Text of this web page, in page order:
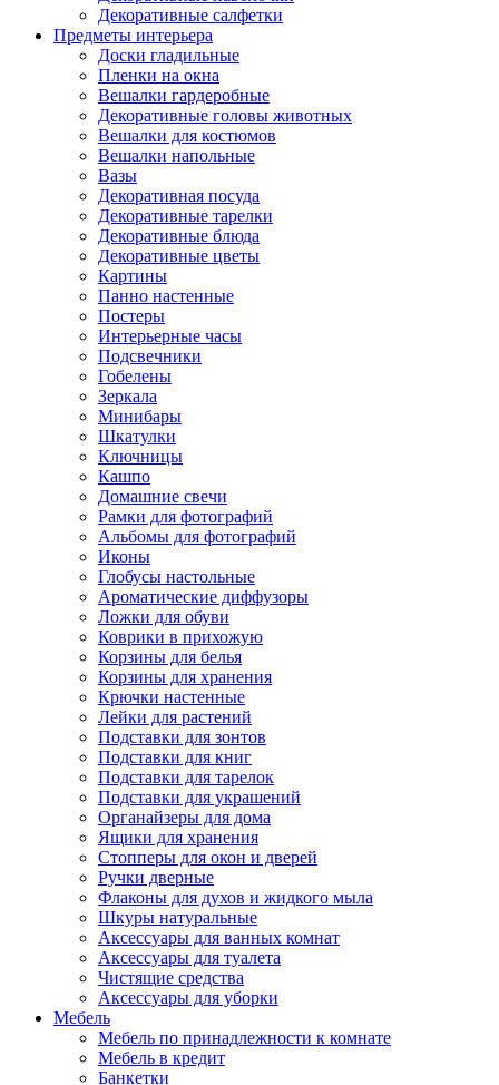
Декоративные салфетки
Предметы интерьера
Доски гладильные
Пленки на окна
Вешалки гардеробные
Декоративные головы животных
Вешалки для костюмов
Вешалки напольные
Вазы
Декоративная посуда
Декоративные тарелки
Декоративные блюда
Декоративные цветы
Картины
Панно настенные
Постеры
Интерьерные часы
Подсвечники
Гобелены
Зеркала
Минибары
Шкатулки
Ключницы
Кашпо
Домашние свечи
Рамки для фотографий
Альбомы для фотографий
Иконы
Глобусы настольные
Ароматические диффузоры
Ложки для обуви
Коврики в прихожую
Корзины для белья
Корзины для хранения
Крючки настенные
Лейки для растений
Подставки для зонтов
Подставки для книг
Подставки для тарелок
Подставки для украшений
Органайзеры для дома
Ящики для хранения
Стопперы для окон и дверей
Ручки дверные
Флаконы для духов и жидкого мыла
Шкуры натуральные
Аксессуары для ванных комнат
Аксессуары для туалета
Чистящие средства
Аксессуары для уборки
Мебель
Мебель по принадлежности к комнате
Мебель в кредит
Банкетки